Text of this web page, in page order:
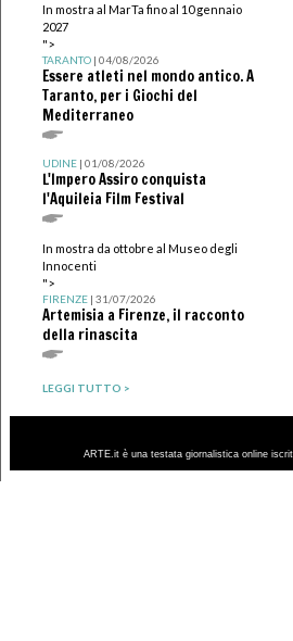
In mostra al MarTa fino al 10 gennaio
2027
">
TARANTO| 04/08/2026
Essere atleti nel mondo antico. A
Taranto, per i Giochi del
Mediterraneo
UDINE| 01/08/2026
L'Impero Assiro conquista
l'Aquileia Film Festival
In mostra da ottobre al Museo degli
Innocenti
">
FIRENZE| 31/07/2026
Artemisia a Firenze, il racconto
della rinascita
LEGGI TUTTO >
ARTE.it è una testata giornalistica online